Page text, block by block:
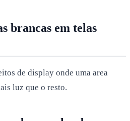
brancas em telas
de display onde uma area
luz que o resto.